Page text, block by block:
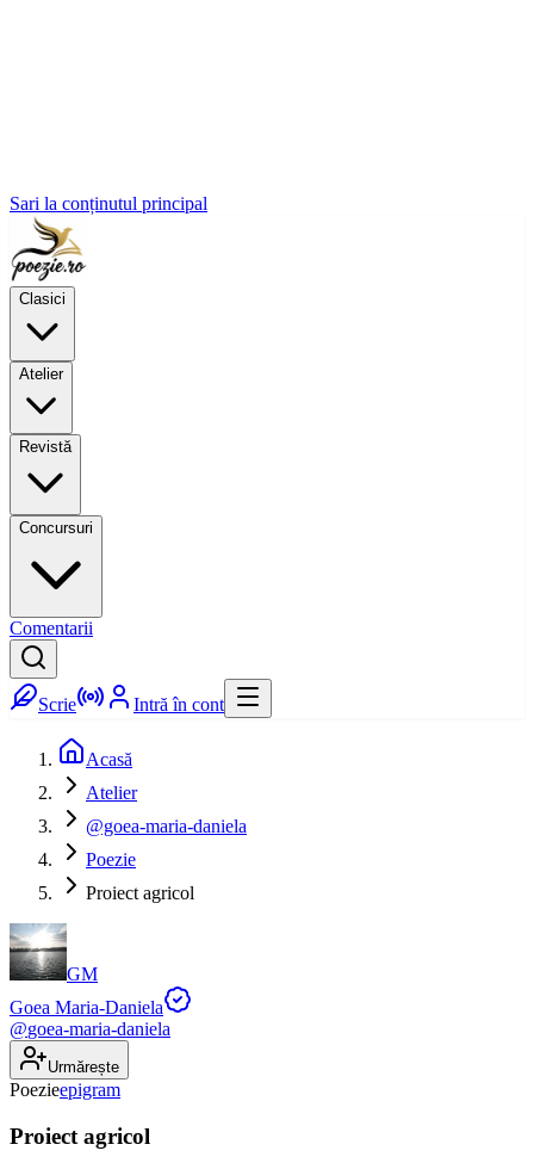
Sari la conținutul principal
Clasici
Atelier
Revistă
Concursuri
Comentarii
Scrie Intră în cont
Acasă
Atelier
@goea-maria-daniela
Poezie
Proiect agricol
GM
Goea Maria-Daniela
@goea-maria-daniela
Urmărește
Poezieepigram
Proiect agricol